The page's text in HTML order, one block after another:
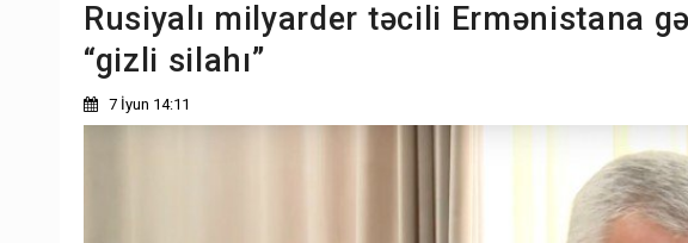
Rusiyalı milyarder təcili Ermənistana
“gizli silahı”
7 İyun 14:11